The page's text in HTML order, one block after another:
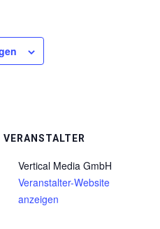
VERANSTALTER
Vertical Media GmbH
Veranstalter-Website
anzeigen